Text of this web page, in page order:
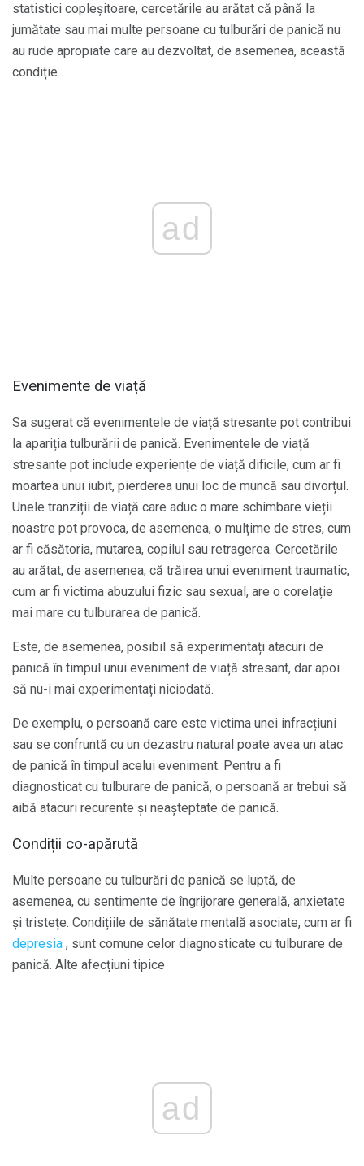
statistici copleșitoare, cercetările au arătat că până la
jumătate sau mai multe persoane cu tulburări de panică nu
au rude apropiate care au dezvoltat, de asemenea, această
condiție.
ad
Evenimente de viață
Sa sugerat că evenimentele de viață stresante pot contribui
la apariția tulburării de panică. Evenimentele de viață
stresante pot include experiențe de viață dificile, cum ar fi
moartea unui iubit, pierderea unui loc de muncă sau divorțul.
Unele tranziții de viață care aduc o mare schimbare vieții
noastre pot provoca, de asemenea, o mulțime de stres, cum
ar fi căsătoria, mutarea, copilul sau retragerea. Cercetările
au arătat, de asemenea, că trăirea unui eveniment traumatic,
cum ar fi victima abuzului fizic sau sexual, are o corelație
mai mare cu tulburarea de panică.
Este, de asemenea, posibil să experimentați atacuri de
panică în timpul unui eveniment de viață stresant, dar apoi
să nu-i mai experimentați niciodată.
De exemplu, o persoană care este victima unei infracțiuni
sau se confruntă cu un dezastru natural poate avea un atac
de panică în timpul acelui eveniment. Pentru a fi
diagnosticat cu tulburare de panică, o persoană ar trebui să
aibă atacuri recurente și neașteptate de panică.
Condiții co-apărută
Multe persoane cu tulburări de panică se luptă, de
asemenea, cu sentimente de îngrijorare generală, anxietate
și tristețe. Condițiile de sănătate mentală asociate, cum ar fi
depresia , sunt comune celor diagnosticate cu tulburare de
panică. Alte afecțiuni tipice
ad